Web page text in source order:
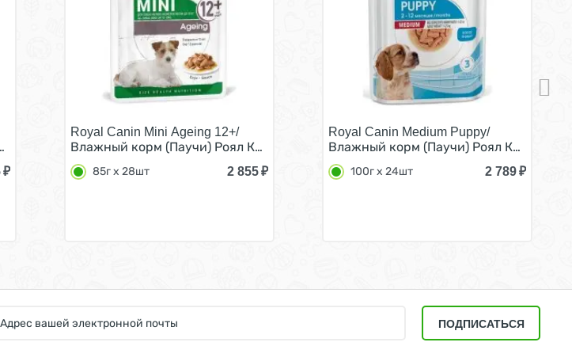
возрасте от 2 до 10 месяцев (цена за упаковку) 85г х 28шт
Мини Эдалт для взрослых собак Мелких пород весом до 10 кг в возрасте от 10
₽
Royal Canin Mini Ageing 12+/
Влажный корм (Паучи) Роял Канин Мини Эйджинг для Пожилых собак Мелких
85г х 28шт 2 855₽
Royal Canin Medium Puppy/
Влажный корм (Паучи) Роял Канин
100г х 24шт 2 789₽
ПОДПИСАТЬСЯ